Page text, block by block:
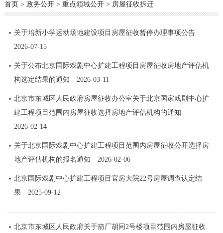
首页 > 政务公开> 重点领域公开> 房屋征收拆迁
关于培新小学运动场地建设项目房屋征收暂停办理事项公告
2026-07-15
关于公布北京国际戏剧中心扩建工程项目房屋征收房地产评估机
构选定结果的通知
2026-03-11
北京市东城区人民政府房屋征收办公室关于北京国家戏剧中心扩
建工程项目范围内房屋征收选择房地产评估机构的通知
2026-02-14
关于北京国际戏剧中心扩建工程项目范围内房屋征收公开选择房
地产评估机构的报名通知
2026-02-06
北京国际戏剧中心扩建工程项目官房大院22号房屋调查认定结
果
2025-09-12
北京市东城区人民政府关于箭厂胡同2号楼项目范围内房屋征收